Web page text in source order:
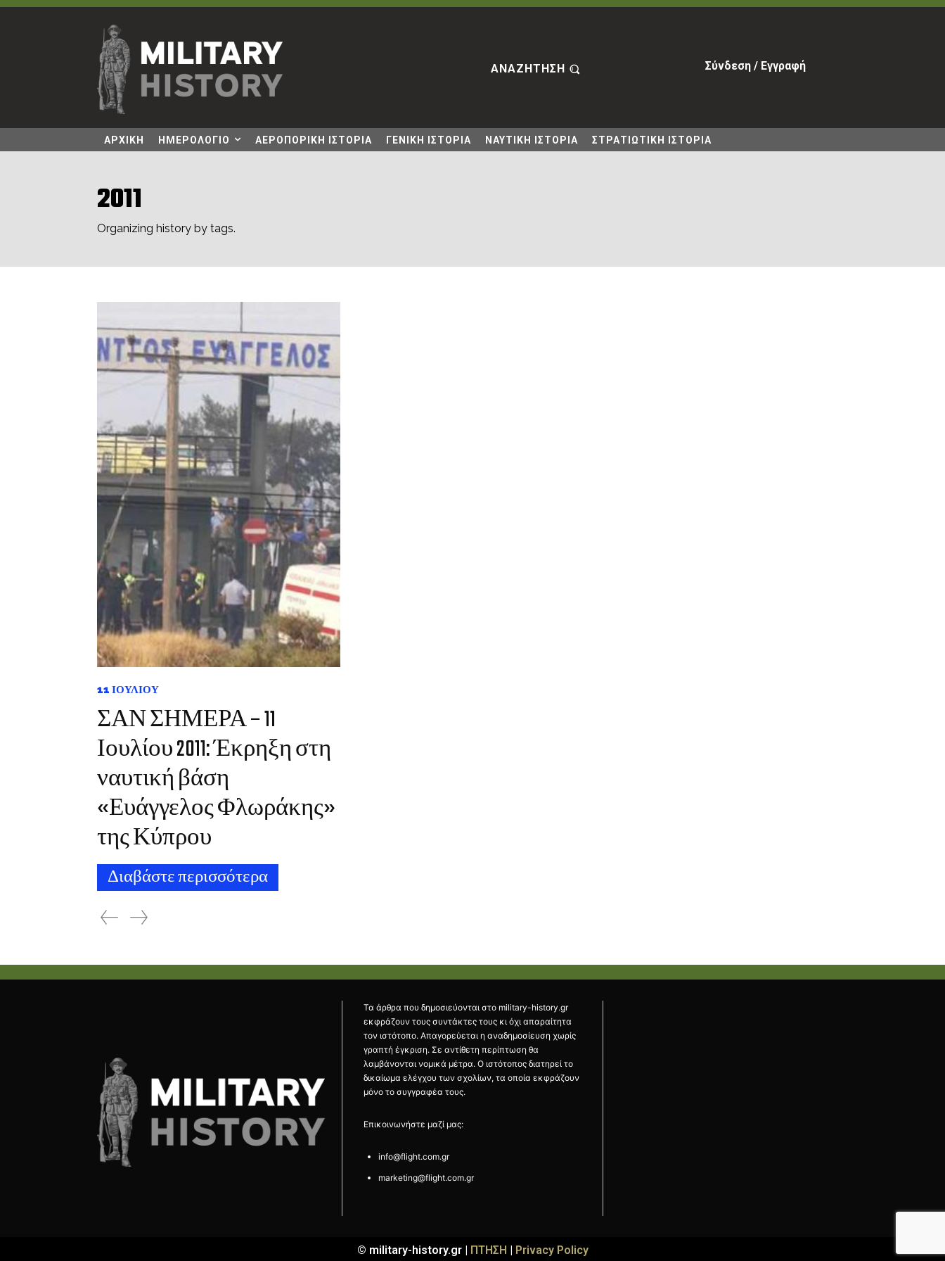
ΑΝΑΖΗΤΗΣΗ Σύνδεση / Εγγραφή
ΑΡΧΙΚΗ ΗΜΕΡΟΛΟΓΙΟ ΑΕΡΟΠΟΡΙΚΗ ΙΣΤΟΡΙΑ ΓΕΝΙΚΗ ΙΣΤΟΡΙΑ ΝΑΥΤΙΚΗ ΙΣΤΟΡΙΑ ΣΤΡΑΤΙΩΤΙΚΗ ΙΣΤΟΡΙΑ
2011
Organizing history by tags.
11 ΙΟΥΛΊΟΥ
ΣΑΝ ΣΗΜΕΡΑ – 11
Ιουλίου 2011: Έκρηξη στη
ναυτική βάση
«Ευάγγελος Φλωράκης»
της Κύπρου
Διαβάστε περισσότερα
Τα άρθρα που δημοσιεύονται στο military-history.gr
εκφράζουν τους συντάκτες τους κι όχι απαραίτητα
τον ιστότοπο. Απαγορεύεται η αναδημοσίευση χωρίς
γραπτή έγκριση. Σε αντίθετη περίπτωση θα
λαμβάνονται νομικά μέτρα. Ο ιστότοπος διατηρεί το
δικαίωμα ελέγχου των σχολίων, τα οποία εκφράζουν
μόνο το συγγραφέα τους.
Επικοινωνήστε μαζί μας:
info@flight.com.gr
marketing@flight.com.gr
© military-history.gr | ΠΤΗΣΗ Privacy Policy